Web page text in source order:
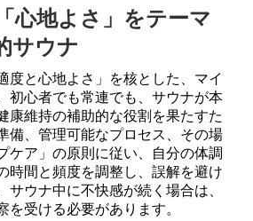
心地よさ」をテーマ
サウナ
度と心地よさ」を核とした、マイ
初心者でも常連でも、サウナが本
康維持の補助的な役割を果たすた
備、管理可能なプロセス、その場
ケア」の原則に従い、自分の体調
時間と頻度を調整し、誤解を避け
サウナ中に不快感が続く場合は、
を受ける必要があります。